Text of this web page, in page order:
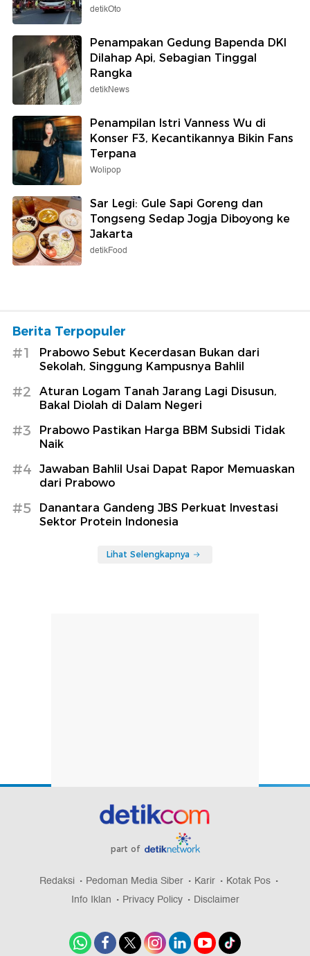
detikOto
Penampakan Gedung Bapenda DKI
Dilahap Api, Sebagian Tinggal
Rangka
detikNews
Penampilan Istri Vanness Wu di
Konser F3, Kecantikannya Bikin Fans
Terpana
Wolipop
Sar Legi: Gule Sapi Goreng dan
Tongseng Sedap Jogja Diboyong ke
Jakarta
detikFood
Berita Terpopuler
#1
Prabowo Sebut Kecerdasan Bukan dari
Sekolah, Singgung Kampusnya Bahlil
#2
Aturan Logam Tanah Jarang Lagi Disusun,
Bakal Diolah di Dalam Negeri
#3
Prabowo Pastikan Harga BBM Subsidi Tidak
Naik
#4
Jawaban Bahlil Usai Dapat Rapor Memuaskan
dari Prabowo
#5
Danantara Gandeng JBS Perkuat Investasi
Sektor Protein Indonesia
Lihat Selengkapnya
part of
Redaksi Pedoman Media Siber Karir
Kotak Pos
Info Iklan
Privacy Policy Disclaimer